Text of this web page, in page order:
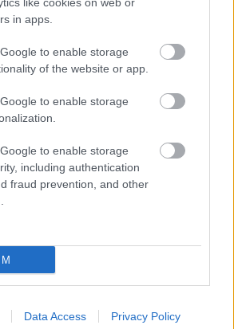
in apps.
to enable storage
of the website or app.
to enable storage
to enable storage
including authentication
fraud prevention, and other
Data Access Privacy Policy
RUDIGER
CAMAVINGA